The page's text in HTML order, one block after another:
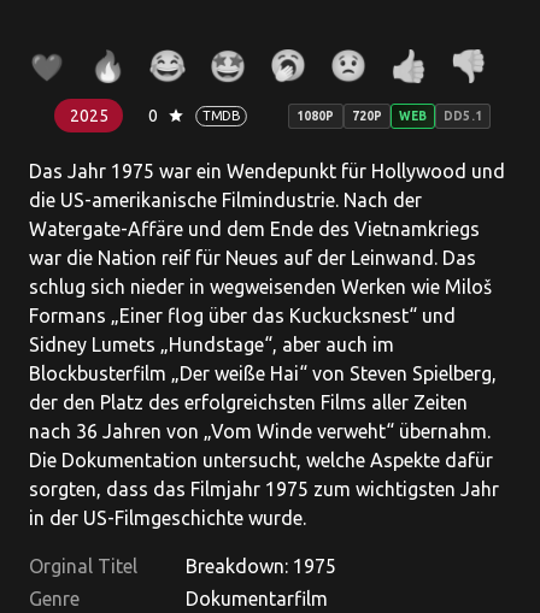
2025 0 star TMDB 1080P 720P WEB DD5.1
Das Jahr 1975 war ein Wendepunkt für Hollywood und
die US-amerikanische Filmindustrie. Nach der
Watergate-Affäre und dem Ende des Vietnamkriegs
war die Nation reif für Neues auf der Leinwand. Das
schlug sich nieder in wegweisenden Werken wie Miloš
Formans „Einer flog über das Kuckucksnest“ und
Sidney Lumets „Hundstage“, aber auch im
Blockbusterfilm „Der weiße Hai“ von Steven Spielberg,
der den Platz des erfolgreichsten Films aller Zeiten
nach 36 Jahren von „Vom Winde verweht“ übernahm.
Die Dokumentation untersucht, welche Aspekte dafür
sorgten, dass das Filmjahr 1975 zum wichtigsten Jahr
in der US-Filmgeschichte wurde.
Orginal Titel
Breakdown: 1975
Genre
Dokumentarfilm